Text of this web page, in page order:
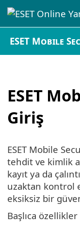
ESET Mobile
ESET
Giriş
ESET Mobile
tehdit ve kimlik
kayıt ya da
uzaktan kontrol
eksiksiz bir
Başlıca